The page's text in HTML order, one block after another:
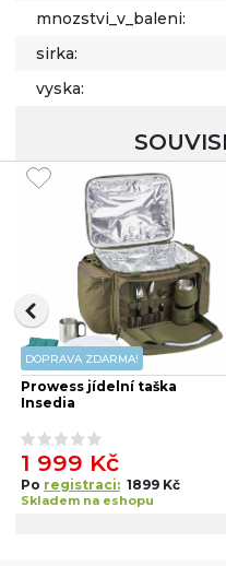
mnozstvi_v_baleni:
sirka:
vyska:
DOPRAVA ZDARMA!
Prowess jídelní taška
Insedia
1 999 Kč
Po registraci: 1899 Kč
Skladem na eshopu